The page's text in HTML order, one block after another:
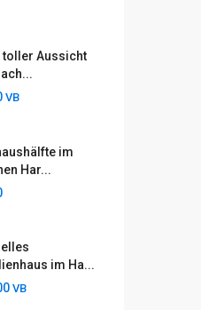
toller Aussicht
VB
im
Har...
im Ha...
VB